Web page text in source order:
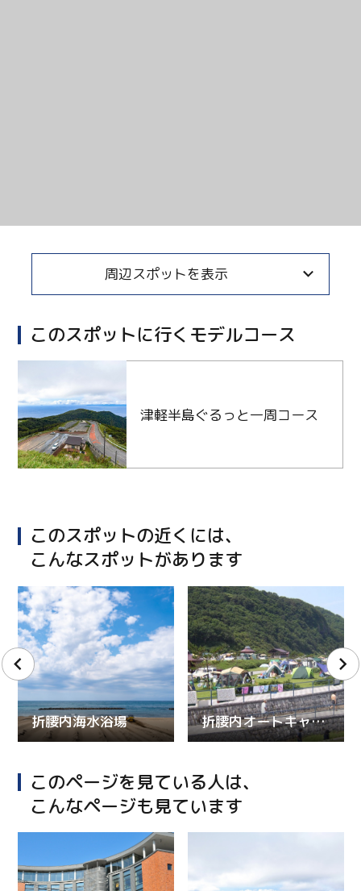
周辺スポットを表示
このスポットに行くモデルコース
津軽半島ぐるっと一周コース
このスポットの近くには、
こんなスポットがあります
折腰内海水浴場 折腰内オートキャンプ場
このページを見ている人は、
こんなページも見ています
Copy URL